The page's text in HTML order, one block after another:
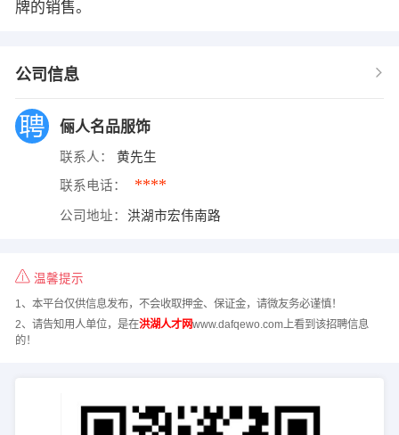
牌的销售。
公司信息
俪人名品服饰
联系人： 黄先生
联系电话： ****
公司地址： 洪湖市宏伟南路
温馨提示
1、本平台仅供信息发布，不会收取押金、保证金，请微友务必谨慎！
2、请告知用人单位，是在洪湖人才网www.dafqewo.com上看到该招聘信息
的！